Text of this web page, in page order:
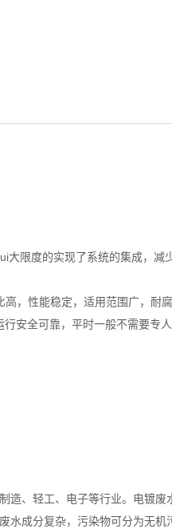
限度的实现了系统的集成，减
，性能稳定，适用范围广，耐腐
安全可靠，平时一般不需要专
、轻工、电子等行业。电镀废
水成分复杂，污染物可分为无机